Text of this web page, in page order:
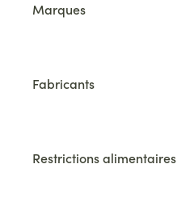
Marques
Fabricants
Restrictions alimentaires